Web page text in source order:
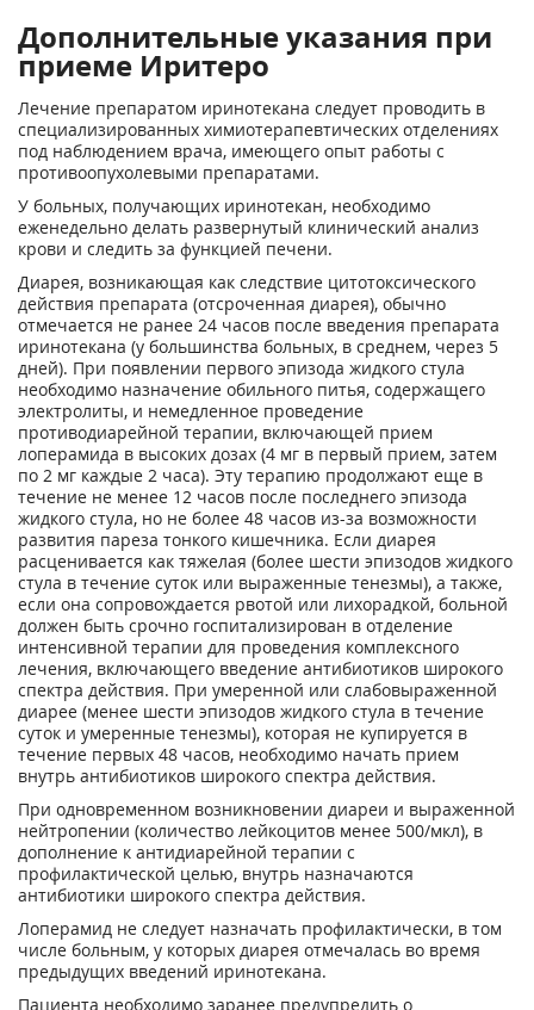
Дополнительные указания при
приеме Иритеро
Лечение препаратом иринотекана следует проводить в
специализированных химиотерапевтических отделениях
под наблюдением врача, имеющего опыт работы с
противоопухолевыми препаратами.
У больных, получающих иринотекан, необходимо
еженедельно делать развернутый клинический анализ
крови и следить за функцией печени.
Диарея, возникающая как следствие цитотоксического
действия препарата (отсроченная диарея), обычно
отмечается не ранее 24 часов после введения препарата
иринотекана (у большинства больных, в среднем, через 5
дней). При появлении первого эпизода жидкого стула
необходимо назначение обильного питья, содержащего
электролиты, и немедленное проведение
противодиарейной терапии, включающей прием
лоперамида в высоких дозах (4 мг в первый прием, затем
по 2 мг каждые 2 часа). Эту терапию продолжают еще в
течение не менее 12 часов после последнего эпизода
жидкого стула, но не более 48 часов из-за возможности
развития пареза тонкого кишечника. Если диарея
расценивается как тяжелая (более шести эпизодов жидкого
стула в течение суток или выраженные тенезмы), а также,
если она сопровождается рвотой или лихорадкой, больной
должен быть срочно госпитализирован в отделение
интенсивной терапии для проведения комплексного
лечения, включающего введение антибиотиков широкого
спектра действия. При умеренной или слабовыраженной
диарее (менее шести эпизодов жидкого стула в течение
суток и умеренные тенезмы), которая не купируется в
течение первых 48 часов, необходимо начать прием
внутрь антибиотиков широкого спектра действия.
При одновременном возникновении диареи и выраженной
нейтропении (количество лейкоцитов менее 500/мкл), в
дополнение к антидиарейной терапии с
профилактической целью, внутрь назначаются
антибиотики широкого спектра действия.
Лоперамид не следует назначать профилактически, в том
числе больным, у которых диарея отмечалась во время
предыдущих введений иринотекана.
Пациента необходимо заранее предупредить о